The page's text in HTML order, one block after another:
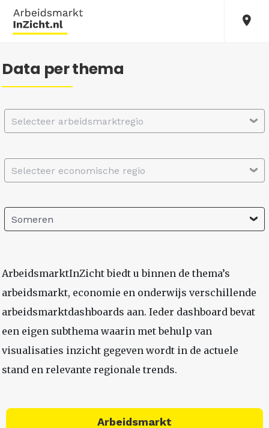
Data per thema
Selecteer arbeidsmarktregio
Selecteer economische regio
Someren
ArbeidsmarktInZicht biedt u binnen de thema’s
arbeidsmarkt, economie en onderwijs verschillende
arbeidsmarktdashboards aan. Ieder dashboard bevat
een eigen subthema waarin met behulp van
visualisaties inzicht gegeven wordt in de actuele
stand en relevante regionale trends.
Arbeidsmarkt